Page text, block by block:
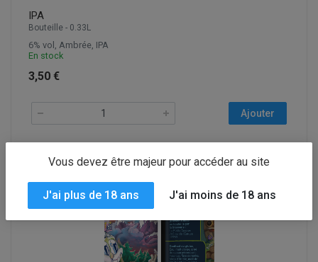
IPA
Bouteille - 0.33L
6% vol, Ambrée, IPA
En stock
3,50 €
Ajouter
Vous devez être majeur pour accéder au site
J'ai plus de 18 ans J'ai moins de 18 ans